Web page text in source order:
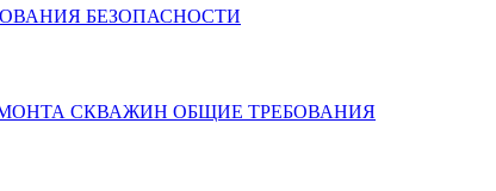
БЕЗОПАСНОСТИ
СКВАЖИН ОБЩИЕ ТРЕБОВАНИЯ